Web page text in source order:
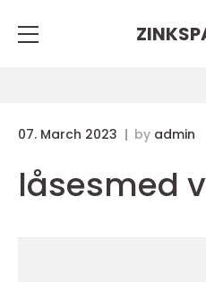
07. March 2023 by admin
låsesmed